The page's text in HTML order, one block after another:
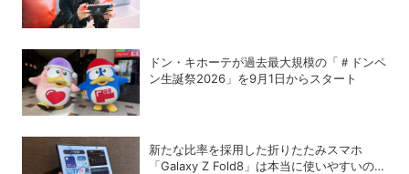
ドン・キホーテが過去最大規模の「＃ドンペ
ン生誕祭2026」を9月1日からスタート
新たな比率を採用した折りたたみスマホ
「Galaxy Z Fold8」は本当に使いやすいの